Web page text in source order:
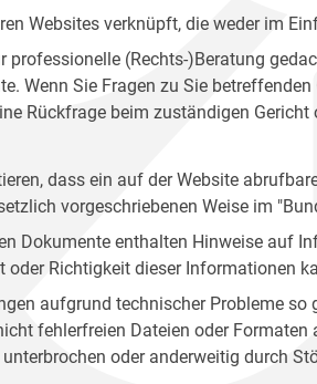
Websites verknüpft, die weder im
professionelle (Rechts-)Beratung
Wenn Sie Fragen zu Sie
Rückfrage beim zuständigen
dass ein auf der Website
vorgeschriebenen Weise im
Dokumente enthalten Hinweise auf
oder Richtigkeit dieser Informationen
aufgrund technischer Probleme
fehlerfreien Dateien oder
oder anderweitig durch